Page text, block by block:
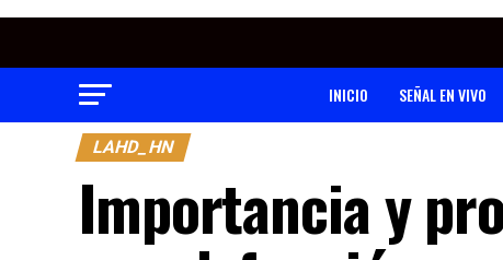
INICIO SEÑAL EN VIVO
LAHD_HN
Importancia y